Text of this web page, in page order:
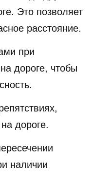
Это позволяет
расстояние.
при
дороге, чтобы
дороге.
наличии